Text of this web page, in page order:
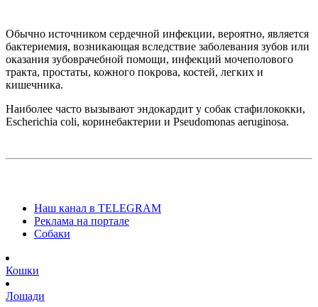
Обычно источником сердечной инфекции, вероятно, является
бактериемия, возникающая вследствие заболевания зубов или
оказания зубоврачебной помощи, инфекций мочеполового
тракта, простаты, кожного покрова, костей, легких и
кишечника.
Наиболее часто вызывают эндокардит у собак стафилококки,
Escherichia coli, коринебактерии и Pseudomonas aeruginosa.
Наш канал в TELEGRAM
Реклама на портале
Собаки
Кошки
Лошади